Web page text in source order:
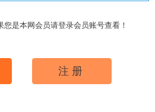
是本网会员请登录会员账号查看！
注册